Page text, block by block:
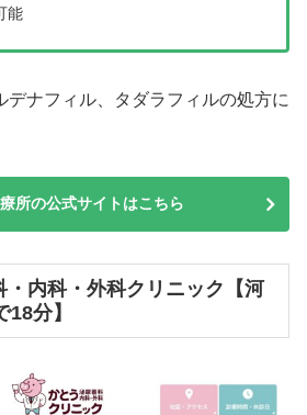
能
デナフィル、タダラフィルの処方に
所の公式サイトはこちら
・内科・外科クリニック【河
分】